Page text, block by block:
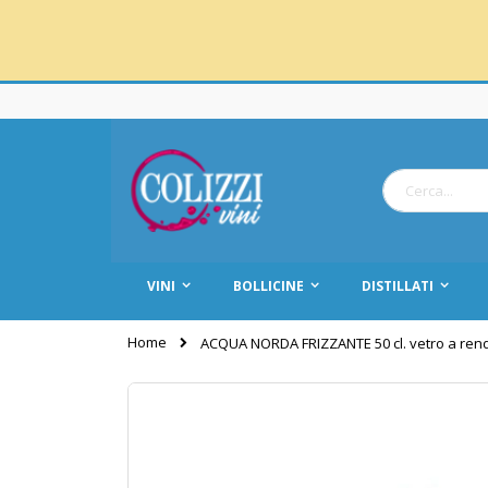
al
Cerca
VINI BOLLICINE DISTILLATI
Home ACQUA NORDA FRIZZANTE 50 cl. vetro a
Vai